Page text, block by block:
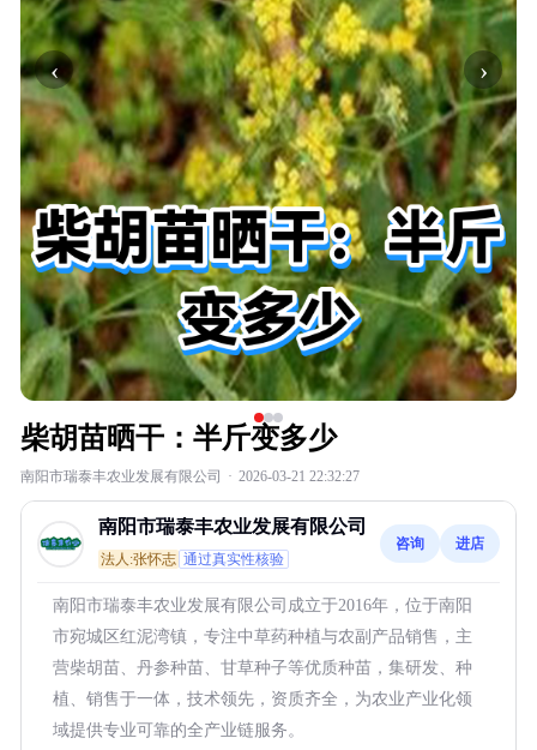
‹ ›
柴胡苗晒干：半斤变多少
南阳市瑞泰丰农业发展有限公司 · 2026-03-21 22:32:27
南阳市瑞泰丰农业发展有限公司
法人:张怀志 通过真实性核验
咨询 进店
南阳市瑞泰丰农业发展有限公司成立于2016年，位于南阳
市宛城区红泥湾镇，专注中草药种植与农副产品销售，主
营柴胡苗、丹参种苗、甘草种子等优质种苗，集研发、种
植、销售于一体，技术领先，资质齐全，为农业产业化领
域提供专业可靠的全产业链服务。